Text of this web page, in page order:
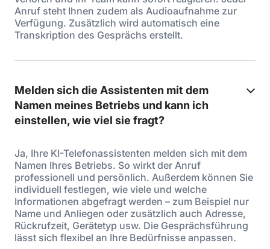
Anruf steht Ihnen zudem als Audioaufnahme zur
Verfügung. Zusätzlich wird automatisch eine
Transkription des Gesprächs erstellt.
Melden sich die Assistenten mit dem
Namen meines Betriebs und kann ich
einstellen, wie viel sie fragt?
Ja, Ihre KI-Telefonassistenten melden sich mit dem
Namen Ihres Betriebs. So wirkt der Anruf
professionell und persönlich. Außerdem können Sie
individuell festlegen, wie viele und welche
Informationen abgefragt werden – zum Beispiel nur
Name und Anliegen oder zusätzlich auch Adresse,
Rückrufzeit, Gerätetyp usw. Die Gesprächsführung
lässt sich flexibel an Ihre Bedürfnisse anpassen.